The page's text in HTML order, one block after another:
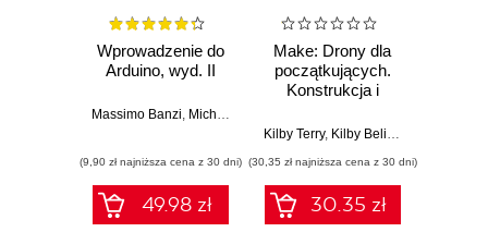
Wprowadzenie do
Arduino, wyd. II
Massimo Banzi, Michael Shiloh
(9,90 zł najniższa cena z 30 dni)
49.98 zł
Make: Drony dla
początkujących.
Konstrukcja i
własnego
Kilby Terry, Kilby Belinda
(30,35 zł najniższa cena z 30 dni)
30.35 zł